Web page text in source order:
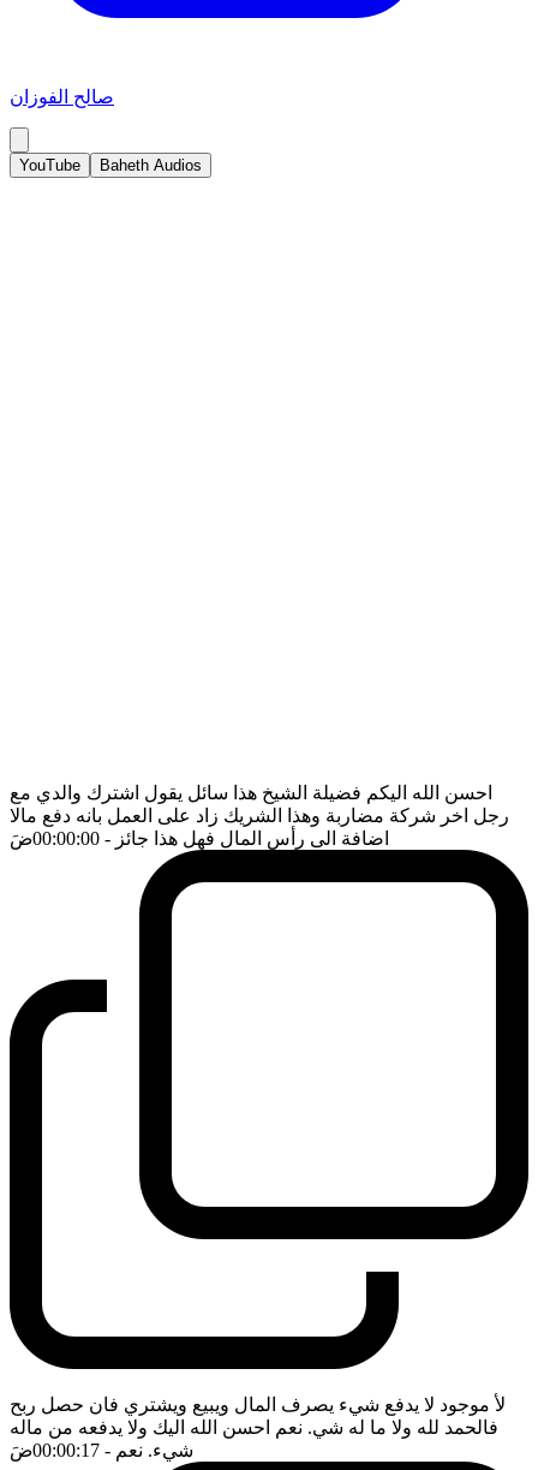
صالح الفوزان
YouTube Baheth Audios
احسن الله اليكم فضيلة الشيخ هذا سائل يقول اشترك والدي مع
رجل اخر شركة مضاربة وهذا الشريك زاد على العمل بانه دفع مالا
اضافة الى رأس المال فهل هذا جائز - 00:00:00 ضَ
لأ موجود لا يدفع شيء يصرف المال ويبيع ويشتري فان حصل ربح
فالحمد لله ولا ما له شي. نعم احسن الله اليك ولا يدفعه من ماله
شيء. نعم - 00:00:17 ضَ